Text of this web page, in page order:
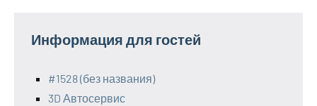
Информация для гостей
#1528 (без названия)
3D Автосервис